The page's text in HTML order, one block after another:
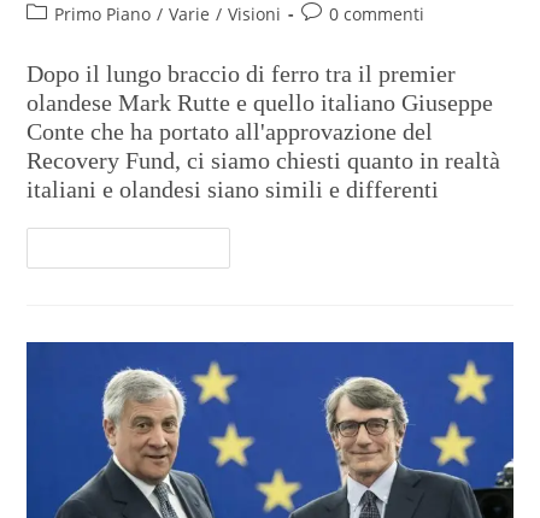
Primo Piano / Varie / Visioni 0 commenti
Dopo il lungo braccio di ferro tra il premier
olandese Mark Rutte e quello italiano Giuseppe
Conte che ha portato all'approvazione del
Recovery Fund, ci siamo chiesti quanto in realtà
italiani e olandesi siano simili e differenti